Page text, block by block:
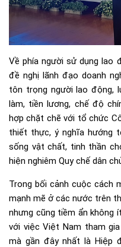
Về phía người sử dụng lao
đề nghị lãnh đạo doanh
tôn trọng người lao động,
làm, tiền lương, chế độ
hợp chặt chẽ với tổ chức
thiết thực, ý nghĩa hướng
sống vật chất, tinh thần
hiện nghiêm Quy chế dân
Trong bối cảnh cuộc cách
mạnh mẽ ở các nước trên
nhưng cũng tiềm ẩn không
với việc Việt Nam tham
mà gần đây nhất là Hiệp